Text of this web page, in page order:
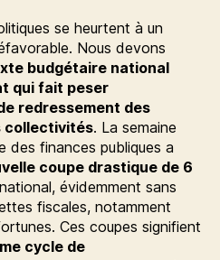
se heurtent à un
Nous devons
budgétaire national
qui fait peser
redressement des
collectivités. La semaine
des finances publiques a
coupe drastique de 6
évidemment sans
fiscales, notamment
Ces coupes signifient
cycle de